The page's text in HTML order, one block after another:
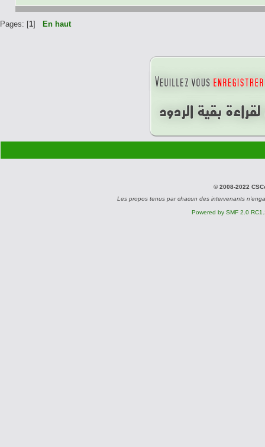
Pages: [1] En haut
© 2008-2022
Les propos tenus par chacun des intervenants
Powered by SMF 2.0